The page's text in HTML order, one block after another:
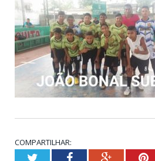
COMPARTILHAR:
TwitterFacebookGoogle+